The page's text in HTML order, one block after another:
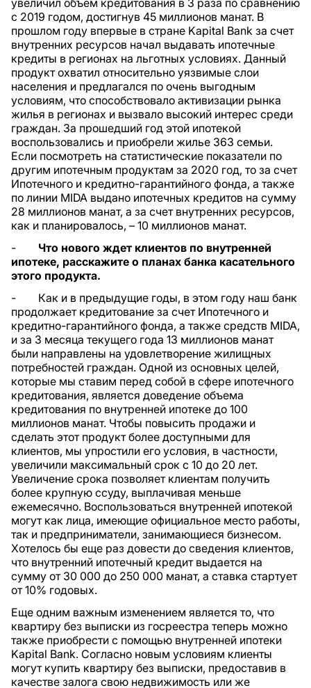
с 2019 годом, достигнув 45 миллионов манат. В
прошлом году впервые в стране Kapital Bank за счет
внутренних ресурсов начал выдавать ипотечные
кредиты в регионах на льготных условиях. Данный
продукт охватил относительно уязвимые слои
населения и предлагался по очень выгодным
условиям, что способствовало активизации рынка
жилья в регионах и вызвало высокий интерес среди
граждан. За прошедший год этой ипотекой
воспользовались и приобрели жилье 363 семьи.
Если посмотреть на статистические показатели по
другим ипотечным продуктам за 2020 год, то за счет
Ипотечного и кредитно-гарантийного фонда, а также
по линии MIDA выдано ипотечных кредитов на сумму
28 миллионов манат, а за счет внутренних ресурсов,
как и планировалось, – 10 миллионов манат.
- Что нового ждет клиентов по внутренней
ипотеке, расскажите о планах банка касательного
этого продукта.
- Как и в предыдущие годы, в этом году наш банк
продолжает кредитование за счет Ипотечного и
кредитно-гарантийного фонда, а также средств MIDA,
и за 3 месяца текущего года 13 миллионов манат
были направлены на удовлетворение жилищных
потребностей граждан. Одной из основных целей,
которые мы ставим перед собой в сфере ипотечного
кредитования, является доведение объема
кредитования по внутренней ипотеке до 100
миллионов манат. Чтобы повысить продажи и
сделать этот продукт более доступными для
клиентов, мы упростили его условия, в частности,
увеличили максимальный срок с 10 до 20 лет.
Увеличение срока позволяет клиентам получить
более крупную ссуду, выплачивая меньше
ежемесячно. Воспользоваться внутренней ипотекой
могут как лица, имеющие официальное место работы,
так и предприниматели, занимающиеся бизнесом.
Хотелось бы еще раз довести до сведения клиентов,
что внутренний ипотечный кредит выдается на
сумму от 30 000 до 250 000 манат, а ставка стартует
от 10% годовых.
Еще одним важным изменением является то, что
квартиру без выписки из госреестра теперь можно
также приобрести с помощью внутренней ипотеки
Kapital Bank. Согласно новым условиям клиенты
могут купить квартиру без выписки, предоставив в
качестве залога свою недвижимость или же